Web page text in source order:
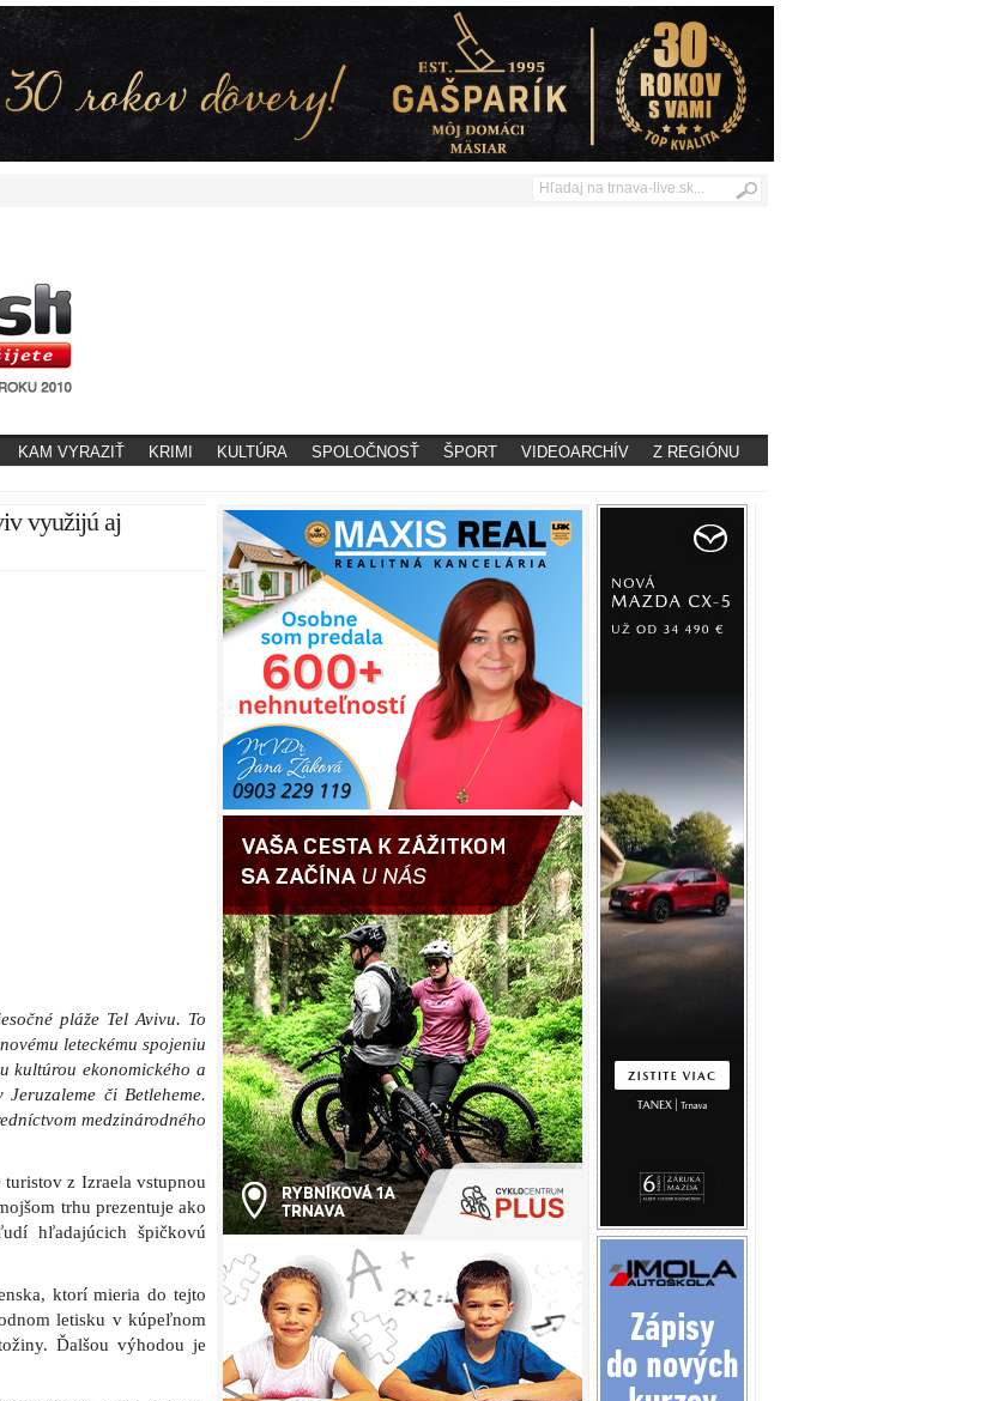
KAM VYRAZIŤ KRIMI KULTÚRA SPOLOČNOSŤ ŠPORT VIDEOARCHÍV Z REGIÓNU
využijú aj
pláže Tel Avivu. To
leteckému spojeniu
kultúrou ekonomického a
či Betleheme.
medzinárodného
z Izraela vstupnou
trhu prezentuje ako
hľadajúcich špičkovú
ktorí mieria do tejto
letisku v kúpeľnom
Ďalšou výhodou je